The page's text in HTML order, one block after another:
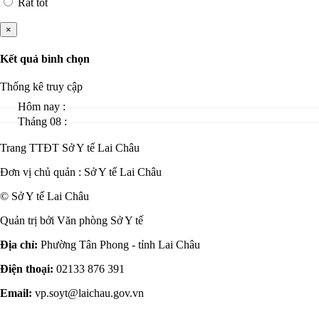
Rất tốt
×
Kết quả bình chọn
Thống kê truy cập
Hôm nay :
Tháng 08 :
Trang TTĐT Sở Y tế Lai Châu
Đơn vị chủ quản : Sở Y tế Lai Châu
© Sở Y tế Lai Châu
Quản trị bởi Văn phòng Sở Y tế
Địa chỉ: Phường Tân Phong - tỉnh Lai Châu
Điện thoại: 02133 876 391
Email: vp.soyt@laichau.gov.vn